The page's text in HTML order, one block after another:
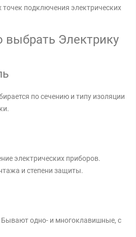
подключения электрических
выбрать Электрику
по сечению и типу изоляции
электрических приборов.
и степени защиты.
одно- и многоклавишные, с